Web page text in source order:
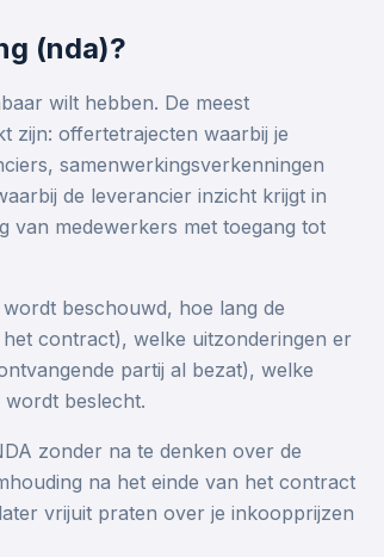
(nda)?
wilt hebben. De meest
zijn: offertetrajecten waarbij je
samenwerkingsverkenningen
de leverancier inzicht krijgt in
van medewerkers met toegang tot
beschouwd, hoe lang de
contract), welke uitzonderingen er
partij al bezat), welke
wordt beslecht.
zonder na te denken over de
na het einde van het contract
vrijuit praten over je inkoopprijzen